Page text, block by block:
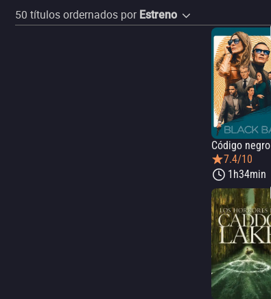
50 títulos ordernados por Estreno
Código negro
7.4/10
1h34min